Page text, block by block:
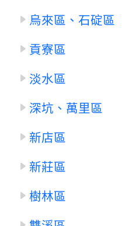
烏來區、石碇區
貢寮區
淡水區
深坑、萬里區
新店區
新莊區
樹林區